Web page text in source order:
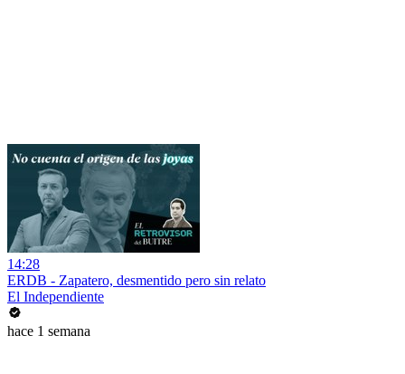
14:28
ERDB - Zapatero, desmentido pero sin relato
El Independiente
hace 1 semana